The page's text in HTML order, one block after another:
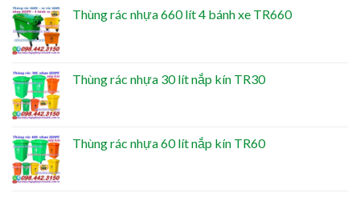
Thùng rác nhựa 660 lít 4 bánh xe TR660
Thùng rác nhựa 30 lít nắp kín TR30
Thùng rác nhựa 60 lít nắp kín TR60